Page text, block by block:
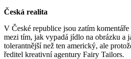
Česká realita
V České republice jsou zatím
mezi tím, jak vypadá jídlo na obrázku a
tolerantnější než ten americký, ale
ředitel kreativní agentury Fairy Tailors.